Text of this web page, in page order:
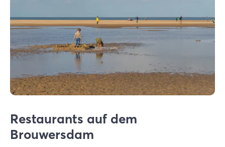
Restaurants auf dem
Brouwersdam